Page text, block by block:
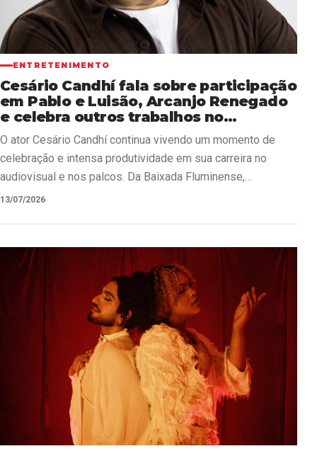
ENTRETENIMENTO
Cesário Candhí fala sobre participação
em Pablo e Luisão, Arcanjo Renegado
e celebra outros trabalhos no
audiovisual
O ator Cesário Candhí continua vivendo um momento de
celebração e intensa produtividade em sua carreira no
audiovisual e nos palcos. Da Baixada Fluminense,…
13/07/2026